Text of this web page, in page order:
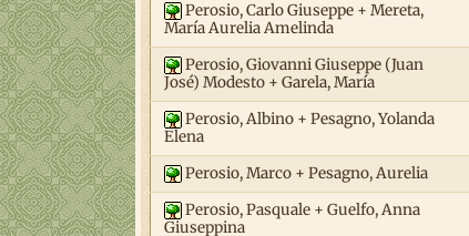
Perosio, Carlo Giuseppe + Mereta,
María Aurelia Amelinda
Perosio, Giovanni Giuseppe (Juan
José) Modesto + Garela, María
Perosio, Albino + Pesagno, Yolanda
Elena
Perosio, Marco + Pesagno, Aurelia
Perosio, Pasquale + Guelfo, Anna
Giuseppina